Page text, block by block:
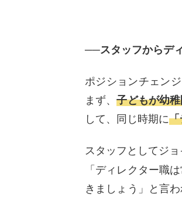
──スタッフからデ
ポジションチェン
まず、子どもが幼
して、同じ時期に「
スタッフとしてジ
「ディレクター職
きましょう」と言